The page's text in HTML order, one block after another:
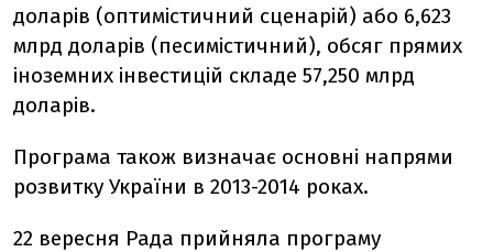
доларів (оптимістичний сценарій) або 6,623
млрд доларів (песимістичний), обсяг прямих
іноземних інвестицій складе 57,250 млрд
доларів.
Програма також визначає основні напрями
розвитку України в 2013-2014 роках.
22 вересня Рада прийняла програму